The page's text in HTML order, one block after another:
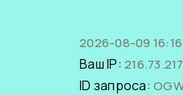
2026-08-09
Ваш IP:
ID запроса: